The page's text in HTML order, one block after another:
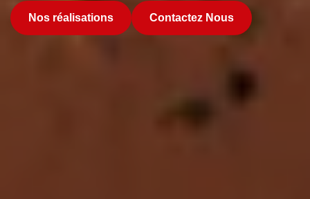
Nos réalisations Contactez Nous